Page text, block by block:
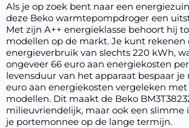
Als je op zoek bent naar een
deze Beko warmtepompdroger een
Met zijn A++ energieklasse behoort hij
modellen op de markt. Je kunt rekenen
energieverbruik van slechts 220 kWh,
ongeveer 66 euro aan energiekosten
levensduur van het apparaat bespaar
euro aan energiekosten vergeleken
modellen. Dit maakt de Beko
milieuvriendelijk, maar ook een slimme
je portemonnee op de lange termijn.